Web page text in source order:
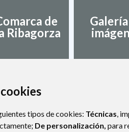
tipos de cookies: Técnicas,
De personalización, para
de
Ribagorza